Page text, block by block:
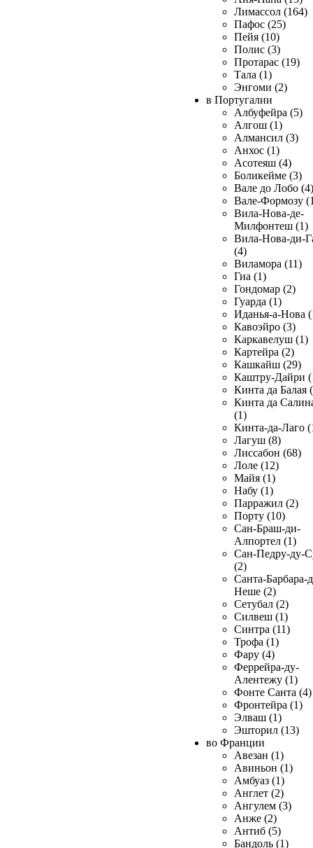
Лимассол (164)
Пафос (25)
Пейя (10)
Полис (3)
Протарас (19)
Тала (1)
Энгоми (2)
в Португалии
Албуфейра (5)
Алгош (1)
Алмансил (3)
Анхос (1)
Асотеяш (4)
Боликейме (3)
Вале до Лобо (4)
Вале-Формозу
Вила-Нова-де-
Милфонтеш (1)
Вила-Нова-ди-
(4)
Виламора (11)
Гиа (1)
Гондомар (2)
Гуарда (1)
Иданья-а-Нова
Кавоэйро (3)
Каркавелуш (1)
Картейра (2)
Кашкайш (29)
Каштру-Дайри
Кинта да Балая
Кинта да
(1)
Кинта-да-Лаго
Лагуш (8)
Лиссабон (68)
Лоле (12)
Майя (1)
Набу (1)
Парражил (2)
Порту (10)
Сан-Браш-ди-
Алпортел (1)
Сан-Педру-ду-
(2)
Санта-Барбара-
Неше (2)
Сетубал (2)
Силвеш (1)
Синтра (11)
Трофа (1)
Фару (4)
Феррейра-ду-
Алентежу (1)
Фонте Санта (4)
Фронтейра (1)
Элваш (1)
Эшторил (13)
во Франции
Авезан (1)
Авиньон (1)
Амбуаз (1)
Англет (2)
Ангулем (3)
Анже (2)
Антиб (5)
Бандоль (1)